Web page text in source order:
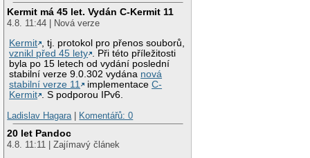
Kermit má 45 let. Vydán C-Kermit 11
4.8. 11:44 | Nová verze
Kermit , tj. protokol pro přenos souborů,
vznikl před 45 lety . Při této příležitosti
byla po 15 letech od vydání poslední
stabilní verze 9.0.302 vydána nová
stabilní verze 11
implementaceC-
Kermit . S podporou IPv6.
Ladislav Hagara | Komentářů: 0
20 let Pandoc
4.8. 11:11 | Zajímavý článek